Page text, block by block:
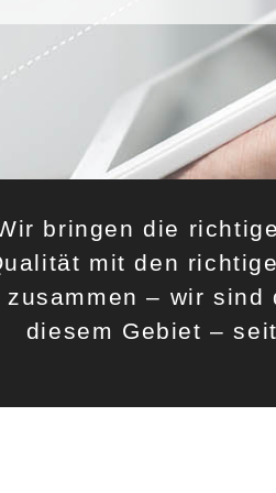
bringen die
mit den
zusammen – wir sind
diesem Gebiet –